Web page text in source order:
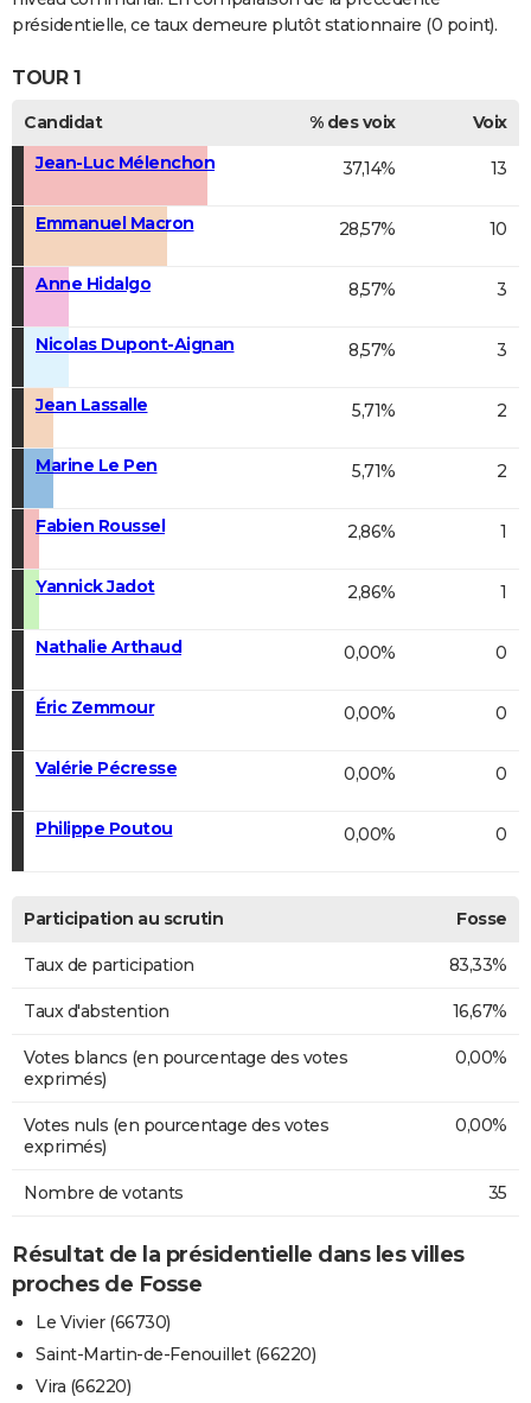
présidentielle, ce taux demeure plutôt stationnaire (0 point).
TOUR 1
Candidat % des voix
Voix
Jean-Luc Mélenchon
37,14% 13
Emmanuel Macron 28,57% 10
Anne Hidalgo 8,57% 3
Nicolas Dupont-Aignan 8,57% 3
Jean Lassalle 5,71% 2
Marine Le Pen 5,71% 2
Fabien Roussel 2,86% 1
Yannick Jadot 2,86% 1
Nathalie Arthaud 0,00% 0
Éric Zemmour 0,00% 0
Valérie Pécresse 0,00% 0
Philippe Poutou 0,00% 0
Participation au scrutin Fosse
Taux de participation 83,33%
Taux d'abstention 16,67%
Votes blancs (en pourcentage des votes
exprimés)
0,00%
Votes nuls (en pourcentage des votes
exprimés)
0,00%
Nombre de votants 35
Résultat de la présidentielle dans les villes
proches de Fosse
Le Vivier (66730)
Saint-Martin-de-Fenouillet (66220)
Vira (66220)